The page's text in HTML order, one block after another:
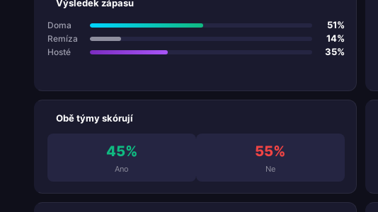
Výsledek zápasu
Doma 51%
Remíza 14%
Hosté 35%
Obě týmy skórují
45%
Ano
55%
Ne